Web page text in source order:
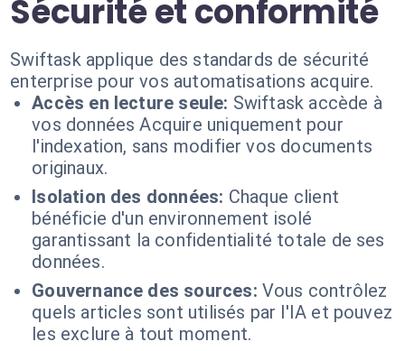
Sécurité et conformité
Swiftask applique des standards de sécurité
enterprise pour vos automatisations acquire.
Accès en lecture seule: Swiftask accède à
vos données Acquire uniquement pour
l'indexation, sans modifier vos documents
originaux.
Isolation des données: Chaque client
bénéficie d'un environnement isolé
garantissant la confidentialité totale de ses
données.
Gouvernance des sources: Vous contrôlez
quels articles sont utilisés par l'IA et pouvez
les exclure à tout moment.